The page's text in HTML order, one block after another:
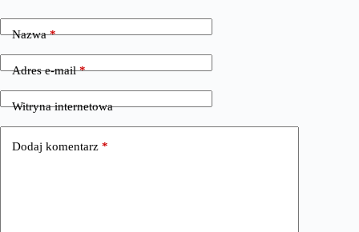
Nazwa*
Adres e-mail*
Witryna internetowa
Dodaj komentarz *